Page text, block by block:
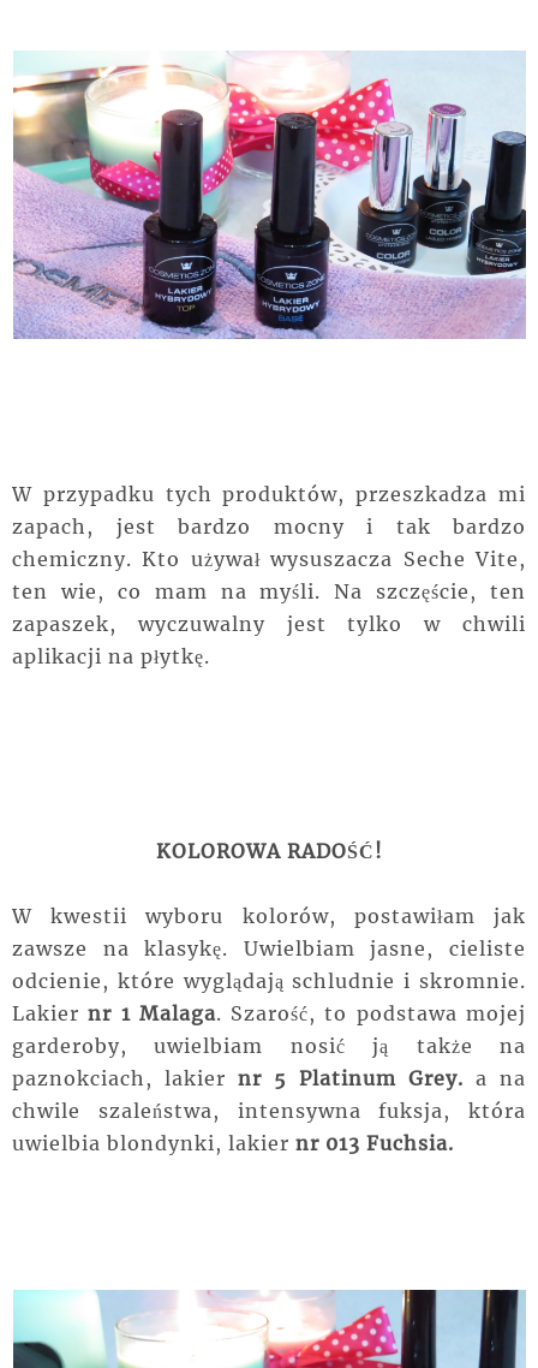
W przypadku tych produktów, przeszkadza mi
zapach, jest bardzo mocny i tak bardzo
chemiczny. Kto używał wysuszacza Seche Vite,
ten wie, co mam na myśli. Na szczęście, ten
zapaszek, wyczuwalny jest tylko w chwili
aplikacji na płytkę.
KOLOROWA RADOŚĆ!
W kwestii wyboru kolorów, postawiłam jak
zawsze na klasykę. Uwielbiam jasne, cieliste
odcienie, które wyglądają schludnie i skromnie.
Lakier nr 1 Malaga. Szarość, to podstawa mojej
garderoby, uwielbiam nosić ją także na
paznokciach, lakier nr 5 Platinum Grey. a na
chwile szaleństwa, intensywna fuksja, która
uwielbia blondynki, lakier nr 013 Fuchsia.